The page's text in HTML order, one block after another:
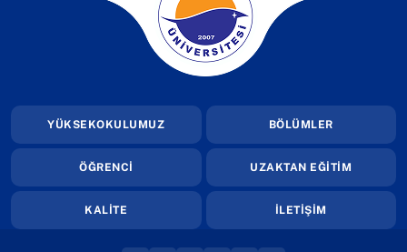
(yeni sekmede açılır)
YÜKSEKOKULUMUZ BÖLÜMLER
ÖĞRENCİ UZAKTAN EĞİTİM
KALİTE İLETİŞİM